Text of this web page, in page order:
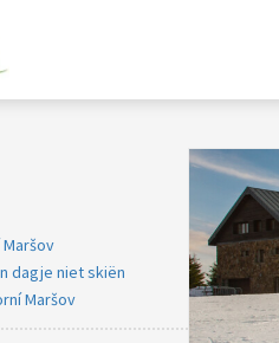
dagje niet skiën
Maršov